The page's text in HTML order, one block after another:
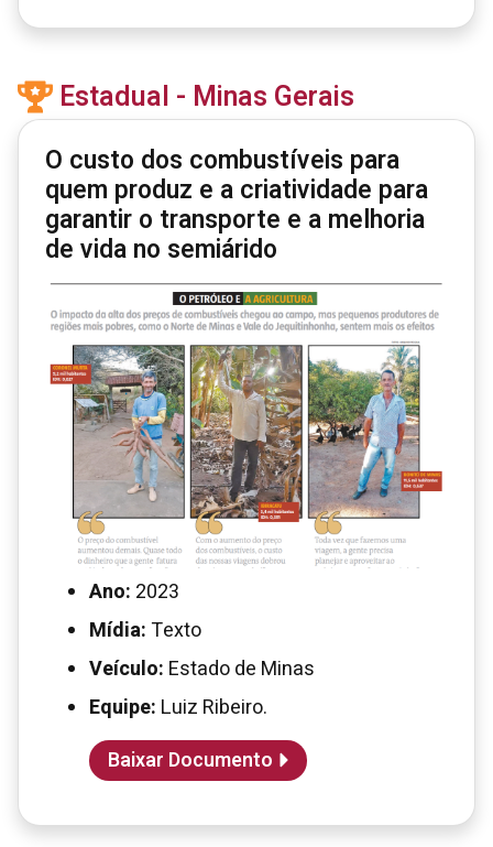
Estadual - Minas Gerais
O custo dos combustíveis para
quem produz e a criatividade para
garantir o transporte e a melhoria
de vida no semiárido
Ano: 2023
Mídia: Texto
Veículo: Estado de Minas
Equipe: Luiz Ribeiro.
Baixar Documento